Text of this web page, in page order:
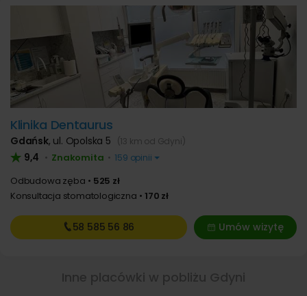
Klinika Dentaurus
Gdańsk, ul. Opolska 5 (13 km od Gdyni)
9,4 • Znakomita • 159 opinii
Odbudowa zęba
525 zł
Konsultacja stomatologiczna
170 zł
Umów wizytę
58 585 56 86